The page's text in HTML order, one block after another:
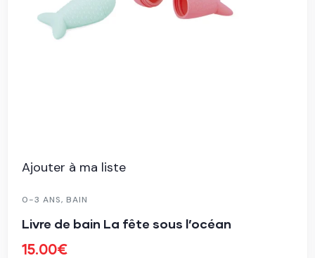
Ajouter à ma liste
0-3 ANS, JOUETS
Le tracteur de la ferme
35.00€